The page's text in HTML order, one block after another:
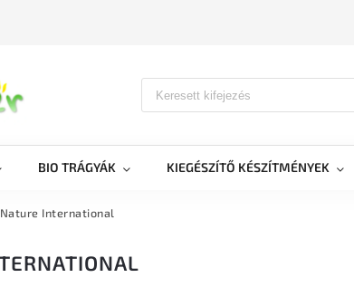
BIO TRÁGYÁK KIEGÉSZÍTŐ KÉSZÍTMÉNYEK
International